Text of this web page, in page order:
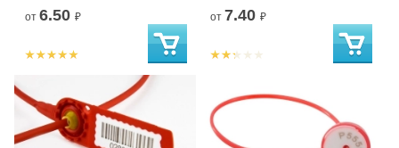
от 6.50 ₽ от 7.40 ₽